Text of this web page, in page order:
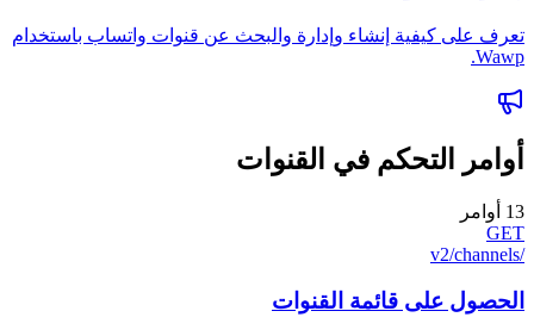
تعرف على كيفية إنشاء وإدارة والبحث عن قنوات واتساب باستخدام
Wawp.
أوامر التحكم في القنوات
13 أوامر
GET
/v2/channels
الحصول على قائمة القنوات